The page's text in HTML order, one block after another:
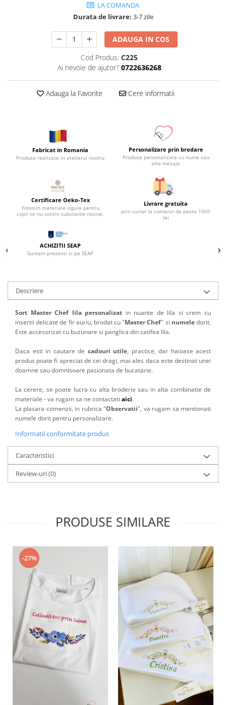
LA COMANDA
Durata de livrare: 3-7 zile
ADAUGA IN COS
Cod Produs: C225
Ai nevoie de ajutor? 0722636268
Adauga la Favorite Cere informatii
Fabricat in Romania
Produse realizate in atelierul nostru
Personalizare prin brodare
Produse personalizate cu nume sau
alte mesaje
Certificare Oeko-Tex
Folosim materiale sigure pentru
copii ce nu contin substante nocive.
Livrare gratuita
prin curier la comenzi de peste 1000
lei
ACHIZITII SEAP
Suntem prezenti si pe SEAP
Descriere
Sort Master Chef lila personalizat in nuante de lila si crem cu
insertii delicate de fir auriu, brodat cu "Master Chef" si numeledorit.
Este accesorizat cu buzunare si panglica din catifea lila.
Daca esti in cautare de cadouri utile, practice, dar haioase acest
produs poate fi apreciat de cei dragi, mai ales daca este destinat unei
doamne sau domnisoare pasionata de bucatarie.
La cerere, se poate lucra cu alta broderie sau in alta combinatie de
materiale - va rugam sa ne contactati aici.
La plasara comenzii, in rubrica "Observatii", va rugam sa mentionati
numele dorit pentru personalizare.
Informatii conformitate produs
Caracteristici
Review-uri(0)
PRODUSE SIMILARE
-27%